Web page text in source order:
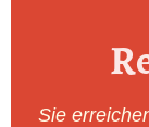
Sie